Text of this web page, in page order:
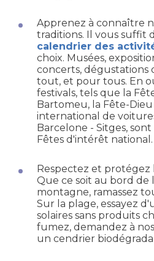
Apprenez à connaître
traditions. Il vous suffit
calendrier des
choix. Musées,
concerts, dégustations
tout, et pour tous. En
festivals, tels que la
Bartomeu, la Fête-
international de
Barcelone - Sitges,
Fêtes d'intérêt national.
Respectez et
Que ce soit au bord de
montagne, ramassez
Sur la plage, essayez
solaires sans produits
fumez, demandez à
un cendrier